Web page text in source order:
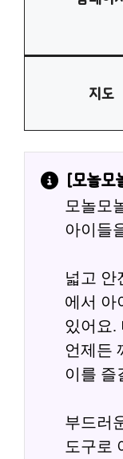
지도
[모놀모
모놀모
아이들
넓고 안
에서 아
있어요.
언제든
이를 즐
부드러
도구로